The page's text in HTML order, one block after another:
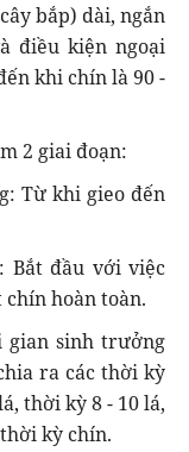
bắp) dài, ngắn
điều kiện ngoại
khi chín là 90 -
2 giai đoạn:
Từ khi gieo đến
Bắt đầu với việc
hoàn toàn.
gian sinh trưởng
ra các thời kỳ
thời kỳ 8 - 10 lá,
kỳ chín.